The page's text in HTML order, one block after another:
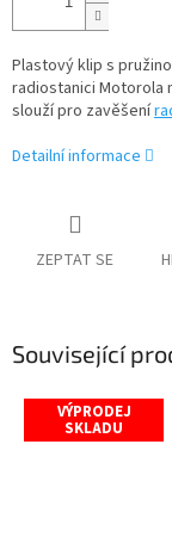
Plastový klip s
radiostanici Motorola
slouží pro zavěšení
Detailní informace
ZEPTAT SE
Související
VÝPRODEJ
SKLADU